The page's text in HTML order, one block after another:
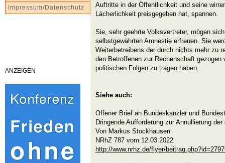
Impressum/Datenschutz
ANZEIGEN
Auftritte in der Öffentlichkeit und seine
Lächerlichkeit preisgegeben hat, spannen.
Sie, sehr geehrte Volksvertreter, mögen
selbstgewährten Amnestie erfreuen. Sie
Weiterbetreibens der durch nichts mehr zu
den Betroffenen zur Rechenschaft
politischen Folgen zu tragen haben.
Siehe auch:
Offener Brief an Bundeskanzler und
Dringende Aufforderung zur Annullierung
Von Markus Stockhausen
NRhZ 787 vom 12.03.2022
http://www.nrhz.de/flyer/